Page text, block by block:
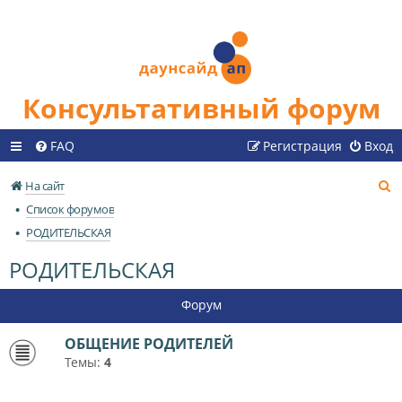
Консультативный форум
FAQ Вход
Регистрация
На сайт
Список форумов
РОДИТЕЛЬСКАЯ
РОДИТЕЛЬСКАЯ
Форум
ОБЩЕНИЕ РОДИТЕЛЕЙ
Темы: 4